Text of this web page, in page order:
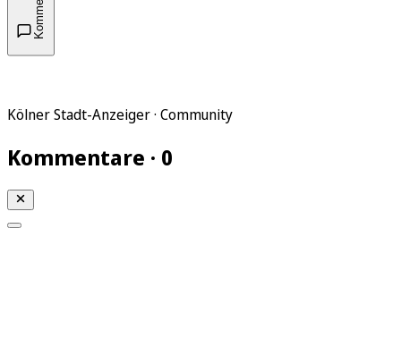
Kölner Stadt-Anzeiger · Community
Kommentare · 0